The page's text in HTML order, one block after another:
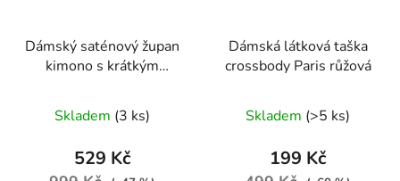
Dámský saténový župan
kimono s krátkým
Skladem (3 ks)
529 Kč
Dámská látková taška
crossbody Paris růžová
Skladem (>5 ks)
199 Kč